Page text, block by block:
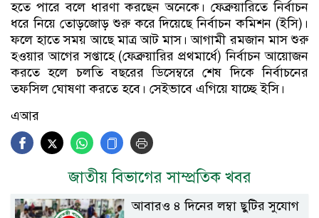
হতে পারে বলে ধারণা করছেন অনেকে। ফেব্রুয়ারিতে নির্বাচন
ধরে নিয়ে তোড়জোড় শুরু করে দিয়েছে নির্বাচন কমিশন (ইসি)।
ফলে হাতে সময় আছে মাত্র আট মাস। আগামী রমজান মাস শুরু
হওয়ার আগের সপ্তাহে (ফেব্রুয়ারির প্রথমার্ধে) নির্বাচন আয়োজন
করতে হলে চলতি বছরের ডিসেম্বরে শেষ দিকে নির্বাচনের
তফসিল ঘোষণা করতে হবে। সেইভাবে এগিয়ে যাচ্ছে ইসি।
এআর
জাতীয় বিভাগের সাম্প্রতিক খবর
আবারও ৪ দিনের লম্বা ছুটির সুযোগ